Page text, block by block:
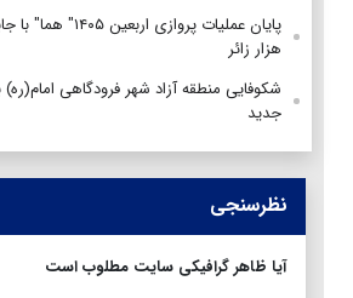
هزار زائر
شکوفایی منطقه آزاد شهر فرودگاهی
جدید
نظرسنجی
آیا ظاهر گرافیکی سایت مطلوب است